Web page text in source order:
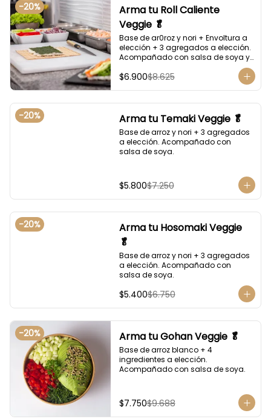
-20%
Arma tu Roll Caliente
Veggie 🥬
Base de ar0roz y nori + Envoltura a
elección + 3 agregados a elección.
Acompañado con salsa de soya y
$6.900$8.625
-20% Arma tu Temaki Veggie 🥬
Base de arroz y nori + 3 agregados
a elección. Acompañado con
salsa de soya.
$5.800$7.250
-20%
Arma tu Hosomaki Veggie
🥬
Base de arroz y nori + 3 agregados
a elección. Acompañado con
salsa de soya.
$5.400$6.750
-20% Arma tu Gohan Veggie 🥬
Base de arroz blanco + 4
ingredientes a elección.
Acompañado con salsa de soya.
$7.750$9.688